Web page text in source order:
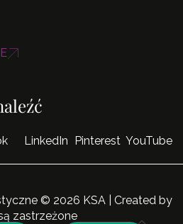
LinkedIn Pinterest YouTube
© 2026 KSA | Created by